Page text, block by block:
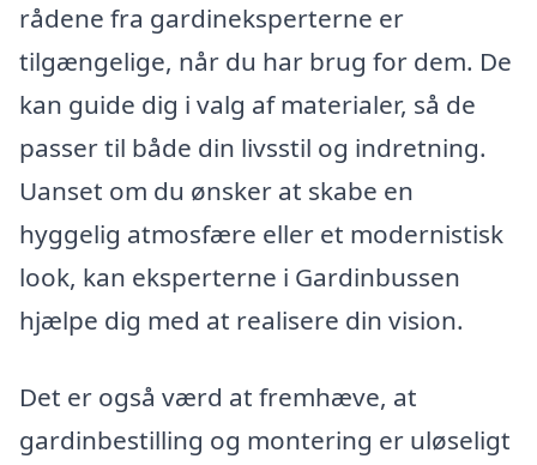
rådene fra gardineksperterne er
tilgængelige, når du har brug for dem. De
kan guide dig i valg af materialer, så de
passer til både din livsstil og indretning.
Uanset om du ønsker at skabe en
hyggelig atmosfære eller et modernistisk
look, kan eksperterne i Gardinbussen
hjælpe dig med at realisere din vision.
Det er også værd at fremhæve, at
gardinbestilling og montering er uløseligt